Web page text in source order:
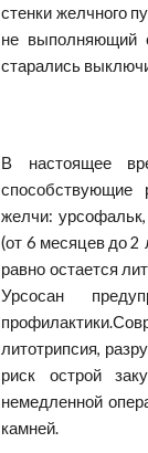
стенки желчного
не выполняющий
старались
В настоящее
способствующие
желчи: урсофальк,
(от 6 месяцев до 2
равно остается
Урсосан
литотрипсия,
риск острой
немедленной
камней.